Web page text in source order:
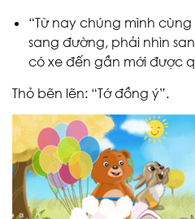
“Từ nay chúng mình
sang đường, phải nhìn
có xe đến gần mới được
Thỏ bẽn lẽn: “Tớ đồng ý”.